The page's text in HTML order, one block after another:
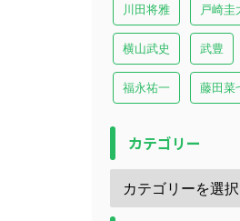
川田将雅 戸崎圭
横山武史 武豊
福永祐一 藤田菜
カテゴリー